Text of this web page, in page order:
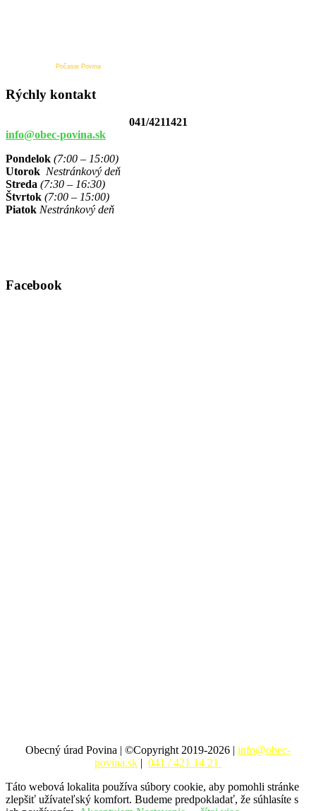
Počasie Povina
Rýchly kontakt
041/4211421
info@obec-povina.sk
Pondelok (7:00 – 15:00)
Utorok Nestránkový deň
Streda (7:30 – 16:30)
Štvrtok (7:00 – 15:00)
Piatok Nestránkový deň
Facebook
Obecný úrad Povina | ©Copyright 2019-2026 | info@obec-
povina.sk | 041 / 421 14 21
Táto webová lokalita používa súbory cookie, aby pomohli stránke
zlepšiť užívateľský komfort. Budeme predpokladať, že súhlasíte s